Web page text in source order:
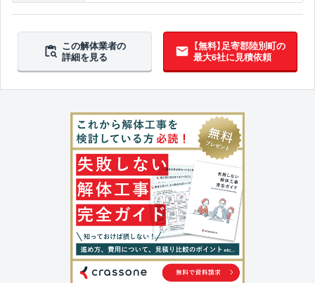
この解体業者の
詳細を見る
【無料】足寄郡陸別町の
最大6社に見積依頼